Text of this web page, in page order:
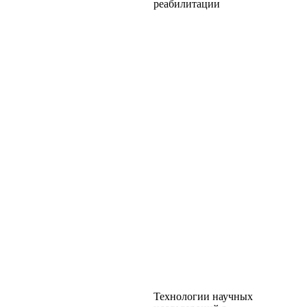
реабилитации
Технологии научных